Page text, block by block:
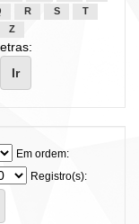
R S
T
Z
Em ordem:
Registro(s):